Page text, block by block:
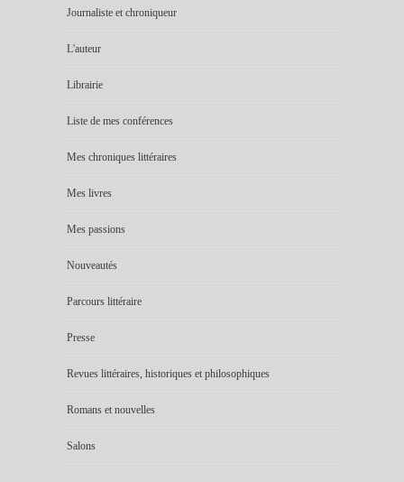
Journaliste et chroniqueur
L'auteur
Librairie
Liste de mes conférences
Mes chroniques littéraires
Mes livres
Mes passions
Nouveautés
Parcours littéraire
Presse
Revues littéraires, historiques et philosophiques
Romans et nouvelles
Salons